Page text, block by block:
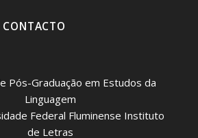
CONTACTO
Pós-Graduação em Estudos da
Linguagem
Federal Fluminense Instituto
de Letras